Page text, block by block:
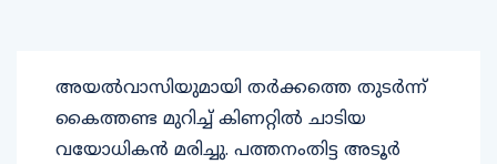
അയല്‍വാസിയുമായി തര്‍ക്കത്തെ തുടര്‍ന്ന്
കൈത്തണ്ട മുറിച്ച് കിണറ്റില്‍ ചാടിയ
വയോധികന്‍ മരിച്ചു. പത്തനംതിട്ട അടൂര്‍